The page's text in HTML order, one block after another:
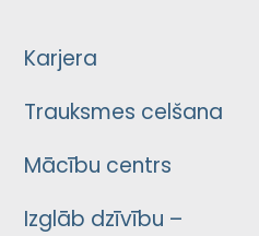
Karjera
Trauksmes celšana
Mācību centrs
Izglāb dzīvību –